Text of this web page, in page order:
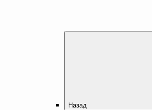
Назад